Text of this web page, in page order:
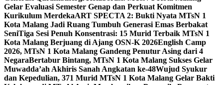
Gelar Evaluasi Semester Genap dan Perkuat Komitmen
Kurikulum MerdekaART SPECTA 2: Bukti Nyata MTsN 1
Kota Malang Jadi Ruang Tumbuh Generasi Emas Berbakat
SeniTiga Sesi Penuh Konsentrasi: 15 Murid Terbaik MTsN 1
Kota Malang Berjuang di Ajang OSN-K 2026English Camp
2026, MTsN 1 Kota Malang Gandeng Penutur Asing dari 4
NegaraBertabur Bintang, MTsN 1 Kota Malang Sukses Gelar
Muwadda’ah Akhiris Sanah Angkatan ke-48Wujud Syukur
dan Kepedulian, 371 Murid MTsN 1 Kota Malang Gelar Bakti